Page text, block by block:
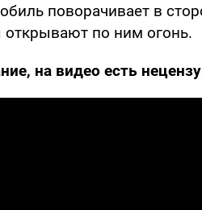
поворачивает в
по ним огонь.
на видео есть